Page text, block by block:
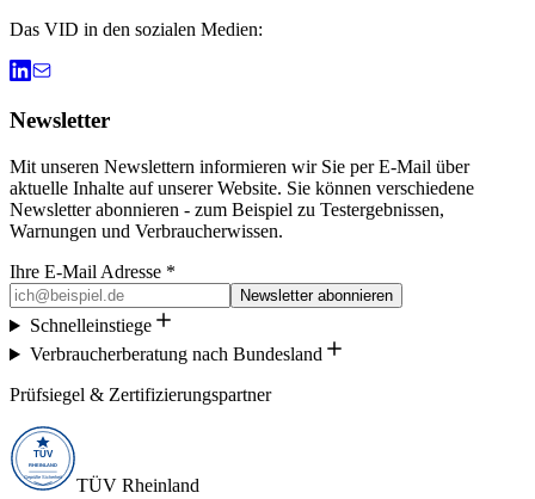
Das VID in den sozialen Medien:
Newsletter
Mit unseren Newslettern informieren wir Sie per E-Mail über
aktuelle Inhalte auf unserer Website. Sie können verschiedene
Newsletter abonnieren - zum Beispiel zu Testergebnissen,
Warnungen und Verbraucherwissen.
Ihre E-Mail Adresse *
Newsletter abonnieren
Schnelleinstiege
Verbraucherberatung nach Bundesland
Prüfsiegel & Zertifizierungspartner
TÜV Rheinland